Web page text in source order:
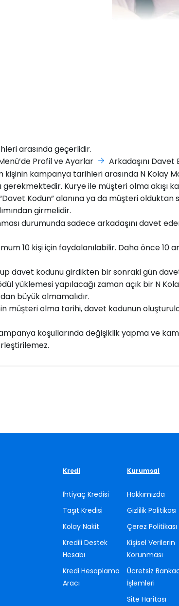
arasında geçerlidir.
Profil ve Ayarlar
Arkadaşını Davet
kampanya tarihleri arasında N Kolay
Kurye ile müşteri olma akışı
Kodun” alanına ya da müşteri
girmelidir.
durumunda sadece arkadaşını davet
10 kişi için faydalanılabilir. Daha önce 10
davet kodunu girdikten bir sonraki gün
yüklemesi yapılacağı zaman açık bir N
büyük olmamalıdır.
müşteri olma tarihi, davet kodunun
koşullarında değişiklik yapma ve
Kredi
İhtiyaç Kredisi
Taşıt Kredisi
Kolay Nakit
Kredili Destek
Hesabı
Kredi Hesaplama
Aracı
Kurumsal
Hakkımızda
Gizlilik Politikası
Çerez Politikası
Kişisel Verilerin
Korunması
Ücretsiz
İşlemleri
Site Haritası